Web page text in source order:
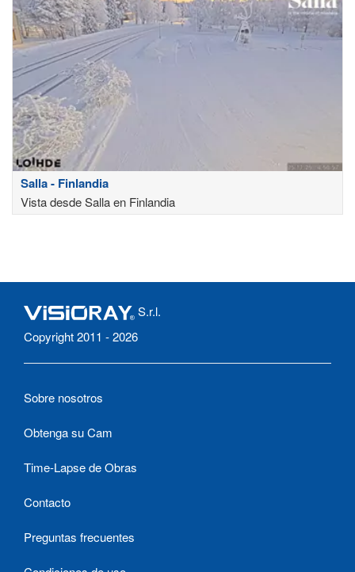
Salla - Finlandia
Vista desde Salla en Finlandia
S.r.l.
Copyright 2011 - 2026
Sobre nosotros
Obtenga su Cam
Time-Lapse de Obras
Contacto
Preguntas frecuentes